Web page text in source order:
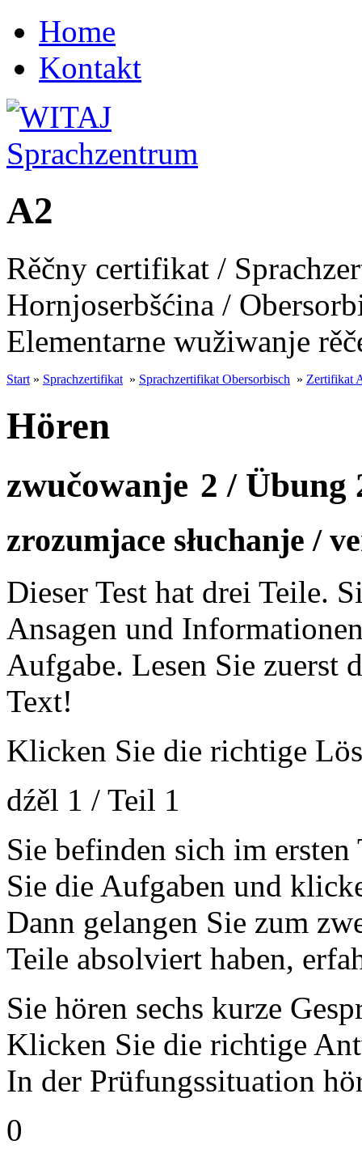
Home
Kontakt
A2
Rěčny certifikat /
Hornjoserbšćina /
Elementarne wužiwanje
Start » Sprachzertifikat » Sprachzertifikat Obersorbisch » Zertifikat
Hören
zwučowanje 2 / Übung
zrozumjace słuchanje /
Dieser Test hat drei Teile.
Ansagen und
Aufgabe. Lesen Sie zuerst
Text!
Klicken Sie die richtige
dźěl 1 / Teil 1
Sie befinden sich im
Sie die Aufgaben und
Dann gelangen Sie zum
Teile absolviert haben,
Sie hören sechs kurze
Klicken Sie die richtige
In der Prüfungssituation
0